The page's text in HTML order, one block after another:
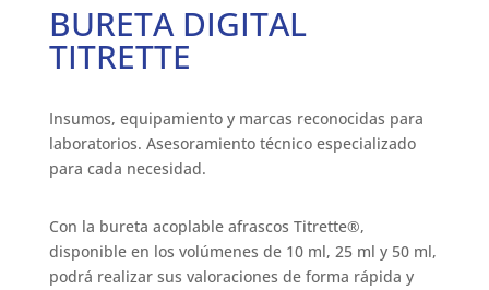
BURETA DIGITAL
TITRETTE
Insumos, equipamiento y marcas reconocidas para
laboratorios. Asesoramiento técnico especializado
para cada necesidad.
Con la bureta acoplable afrascos Titrette®,
disponible en los volúmenes de 10 ml, 25 ml y 50 ml,
podrá realizar sus valoraciones de forma rápida y